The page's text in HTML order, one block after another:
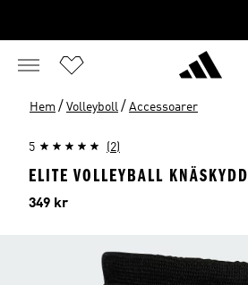
Hem / Volleyboll / Accessoarer
5 (2)
ELITE VOLLEYBALL KNÄSKYDD
Pris
349 kr